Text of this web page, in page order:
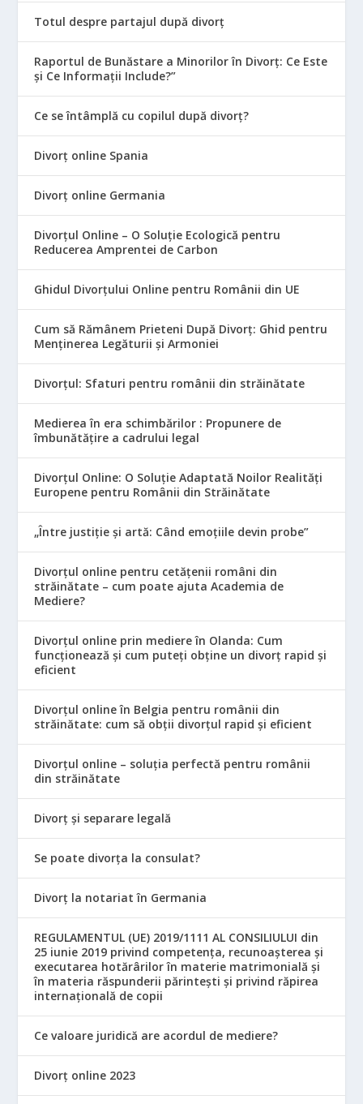
Totul despre partajul după divorț
Raportul de Bunăstare a Minorilor în Divorț: Ce Este
și Ce Informații Include?”
Ce se întâmplă cu copilul după divorț?
Divorț online Spania
Divorț online Germania
Divorțul Online – O Soluție Ecologică pentru
Reducerea Amprentei de Carbon
Ghidul Divorțului Online pentru Românii din UE
Cum să Rămânem Prieteni După Divorț: Ghid pentru
Menținerea Legăturii și Armoniei
Divorțul: Sfaturi pentru românii din străinătate
Medierea în era schimbărilor : Propunere de
îmbunătățire a cadrului legal
Divorțul Online: O Soluție Adaptată Noilor Realități
Europene pentru Românii din Străinătate
„Între justiție și artă: Când emoțiile devin probe”
Divorțul online pentru cetățenii români din
străinătate – cum poate ajuta Academia de
Mediere?
Divorțul online prin mediere în Olanda: Cum
funcționează și cum puteți obține un divorț rapid și
eficient
Divorțul online în Belgia pentru românii din
străinătate: cum să obții divorțul rapid și eficient
Divorțul online – soluția perfectă pentru românii
din străinătate
Divorț și separare legală
Se poate divorța la consulat?
Divorț la notariat în Germania
REGULAMENTUL (UE) 2019/1111 AL CONSILIULUI din
25 iunie 2019 privind competența, recunoașterea și
executarea hotărârilor în materie matrimonială și
în materia răspunderii părintești și privind răpirea
internațională de copii
Ce valoare juridică are acordul de mediere?
Divorț online 2023